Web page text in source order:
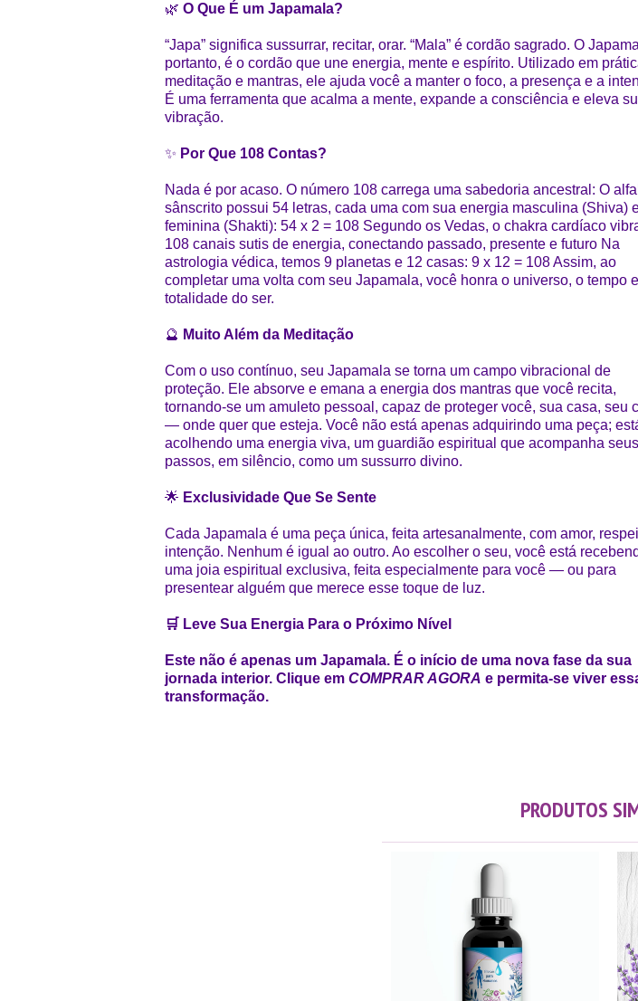
🌿 O Que É um Japamala?
“Japa” significa sussurrar, recitar, orar. “Mala” é cordão sagrado. O
portanto, é o cordão que une energia, mente e espírito. Utilizado em
meditação e mantras, ele ajuda você a manter o foco, a presença e a
É uma ferramenta que acalma a mente, expande a consciência e eleva
vibração.
✨ Por Que 108 Contas?
Nada é por acaso. O número 108 carrega uma sabedoria ancestral: O
sânscrito possui 54 letras, cada uma com sua energia masculina (Shiva)
feminina (Shakti): 54 x 2 = 108 Segundo os Vedas, o chakra cardíaco
108 canais sutis de energia, conectando passado, presente e futuro Na
astrologia védica, temos 9 planetas e 12 casas: 9 x 12 = 108 Assim, ao
completar uma volta com seu Japamala, você honra o universo, o tempo
totalidade do ser.
🔮 Muito Além da Meditação
Com o uso contínuo, seu Japamala se torna um campo vibracional de
proteção. Ele absorve e emana a energia dos mantras que você recita,
tornando-se um amuleto pessoal, capaz de proteger você, sua casa, seu
— onde quer que esteja. Você não está apenas adquirindo uma peça;
acolhendo uma energia viva, um guardião espiritual que acompanha seus
passos, em silêncio, como um sussurro divino.
🌟 Exclusividade Que Se Sente
Cada Japamala é uma peça única, feita artesanalmente, com amor,
intenção. Nenhum é igual ao outro. Ao escolher o seu, você está
uma joia espiritual exclusiva, feita especialmente para você — ou para
presentear alguém que merece esse toque de luz.
🛒 Leve Sua Energia Para o Próximo Nível
Este não é apenas um Japamala. É o início de uma nova fase da sua
jornada interior. Clique em COMPRAR AGORA e permita-se viver
transformação.
PRODUTOS